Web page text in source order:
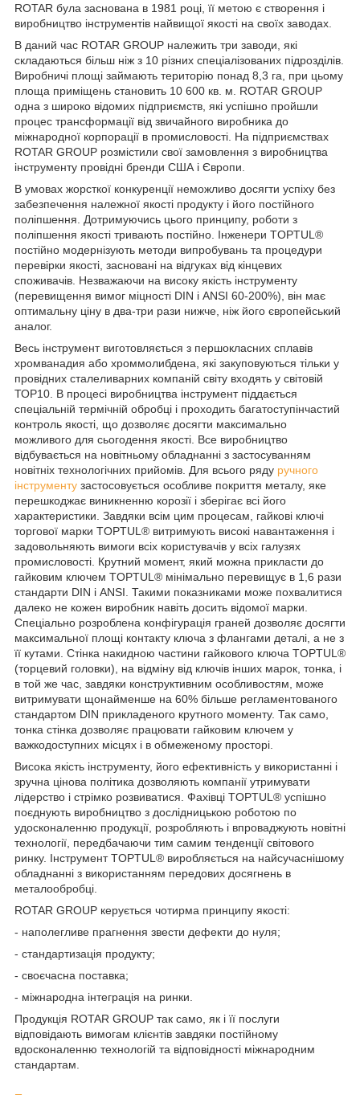
ROTAR була заснована в 1981 році, її метою є створення і
виробництво інструментів найвищої якості на своїх заводах.
В даний час ROTAR GROUP належить три заводи, які
складаються більш ніж з 10 різних спеціалізованих підрозділів.
Виробничі площі займають територію понад 8,3 га, при цьому
площа приміщень становить 10 600 кв. м. ROTAR GROUP
одна з широко відомих підприємств, які успішно пройшли
процес трансформації від звичайного виробника до
міжнародної корпорації в промисловості. На підприємствах
ROTAR GROUP розмістили свої замовлення з виробництва
інструменту провідні бренди США і Європи.
В умовах жорсткої конкуренції неможливо досягти успіху без
забезпечення належної якості продукту і його постійного
поліпшення. Дотримуючись цього принципу, роботи з
поліпшення якості тривають постійно. Інженери TOPTUL®
постійно модернізують методи випробувань та процедури
перевірки якості, засновані на відгуках від кінцевих
споживачів. Незважаючи на високу якість інструменту
(перевищення вимог міцності DIN і ANSI 60-200%), він має
оптимальну ціну в два-три рази нижче, ніж його європейський
аналог.
Весь інструмент виготовляється з першокласних сплавів
хромванадия або хроммолибдена, які закуповуються тільки у
провідних сталеливарних компаній світу входять у світовій
ТОР10. В процесі виробництва інструмент піддається
спеціальній термічній обробці і проходить багатоступінчастий
контроль якості, що дозволяє досягти максимально
можливого для сьогодення якості. Все виробництво
відбувається на новітньому обладнанні з застосуванням
новітніх технологічних прийомів. Для всього ряду ручного
інструменту застосовується особливе покриття металу, яке
перешкоджає виникненню корозії і зберігає всі його
характеристики. Завдяки всім цим процесам, гайкові ключі
торгової марки TOPTUL® витримують високі навантаження і
задовольняють вимоги всіх користувачів у всіх галузях
промисловості. Крутний момент, який можна прикласти до
гайковим ключем TOPTUL® мінімально перевищує в 1,6 рази
стандарти DIN і ANSI. Такими показниками може похвалитися
далеко не кожен виробник навіть досить відомої марки.
Спеціально розроблена конфігурація граней дозволяє досягти
максимальної площі контакту ключа з флангами деталі, а не з
її кутами. Стінка накидною частини гайкового ключа TOPTUL®
(торцевий головки), на відміну від ключів інших марок, тонка, і
в той же час, завдяки конструктивним особливостям, може
витримувати щонайменше на 60% більше регламентованого
стандартом DIN прикладеного крутного моменту. Так само,
тонка стінка дозволяє працювати гайковим ключем у
важкодоступних місцях і в обмеженому просторі.
Висока якість інструменту, його ефективність у використанні і
зручна цінова політика дозволяють компанії утримувати
лідерство і стрімко розвиватися. Фахівці TOPTUL® успішно
поєднують виробництво з дослідницькою роботою по
удосконаленню продукції, розробляють і впроваджують новітні
технології, передбачаючи тим самим тенденції світового
ринку. Інструмент TOPTUL® виробляється на найсучаснішому
обладнанні з використанням передових досягнень в
металообробці.
ROTAR GROUP керується чотирма принципу якості:
- наполегливе прагнення звести дефекти до нуля;
- стандартизація продукту;
- своєчасна поставка;
- міжнародна інтеграція на ринки.
Продукція ROTAR GROUP так само, як і її послуги
відповідають вимогам клієнтів завдяки постійному
вдосконаленню технологій та відповідності міжнародним
стандартам.